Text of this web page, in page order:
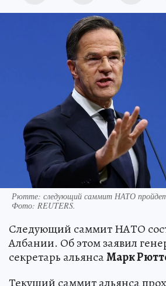
Рютте: следующий саммит НАТО
Фото: REUTERS.
Следующий саммит НАТО
Албании. Об этом заявил
секретарь альянсаМарк
Текущий саммит альянса